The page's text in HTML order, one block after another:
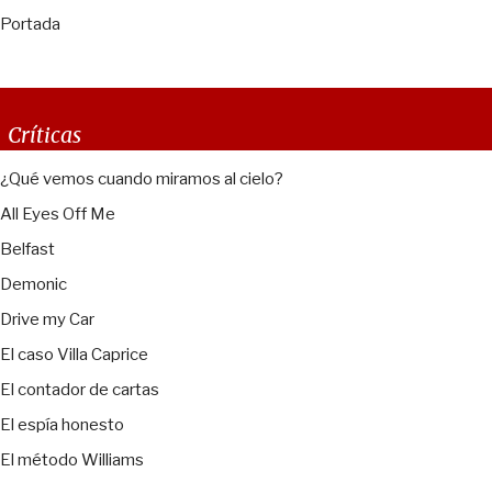
Portada
Críticas
¿Qué vemos cuando miramos al cielo?
All Eyes Off Me
Belfast
Demonic
Drive my Car
El caso Villa Caprice
El contador de cartas
El espía honesto
El método Williams